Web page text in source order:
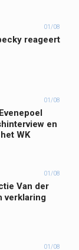
01/08
reageert
01/08
en
WK
01/08
Van der
verklaring
01/08